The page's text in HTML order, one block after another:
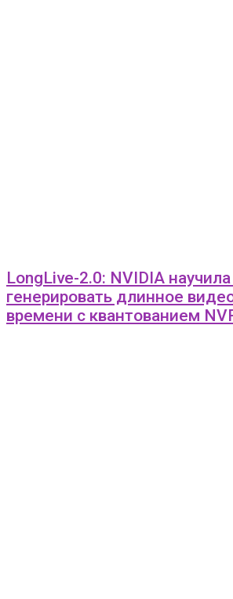
LongLive-2.0: NVIDIA
генерировать длинное
времени с квантованием